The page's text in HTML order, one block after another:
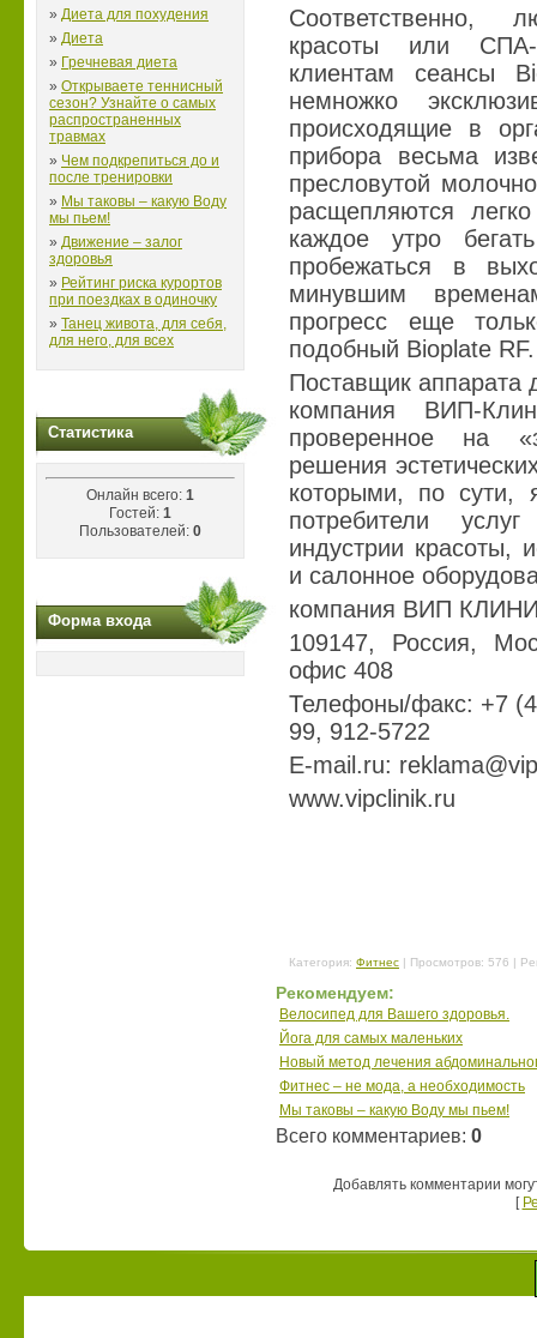
» Диета для похудения
» Диета
» Гречневая диета
» Открываете теннисный
сезон? Узнайте о самых
распространенных
травмах
» Чем подкрепиться до и
после тренировки
» Мы таковы – какую Воду
мы пьем!
» Движение – залог
здоровья
» Рейтинг риска курортов
при поездках в одиночку
» Танец живота, для себя,
для него, для всех
Статистика
Онлайн всего: 1
Гостей: 1
Пользователей: 0
Форма входа
Соответственно,
красоты или СПА-
клиентам сеансы
немножко
происходящие в
прибора весьма
пресловутой
расщепляются
каждое утро
пробежаться в
минувшим
прогресс еще
подобный Bioplate RF.
Поставщик аппарата
компания ВИП-
проверенное на
решения
которыми, по сути,
потребители
индустрии красоты,
и салонное
компания ВИП
109147, Россия,
офис 408
Телефоны/факс: +7
99, 912-5722
E-mail.ru:
www.vipclinik.ru
Категория: Фитнес | Просмотров: 576 |
Рекомендуем:
Велосипед для Вашего здоровья.
Йога для самых маленьких
Новый метод лечения
Фитнес – не мода, а необходимость
Мы таковы – какую Воду мы пьем!
Всего комментариев: 0
Добавлять комментарии
[